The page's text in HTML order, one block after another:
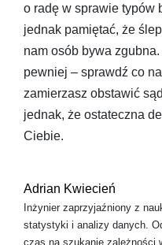
o radę w sprawie typów
jednak pamiętać, że
nam osób bywa
pewniej – sprawdź co
zamierzasz obstawić
jednak, że ostateczna
Ciebie.
Adrian Kwiecień
Inżynier zaprzyjaźniony z
statystyki i analizy danych.
czas na szukanie zależności